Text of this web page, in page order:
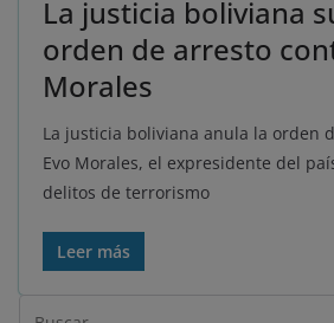
La justicia boliviana
orden de arresto
Morales
La justicia boliviana anula la orden
Evo Morales, el expresidente del
delitos de terrorismo
Leer más